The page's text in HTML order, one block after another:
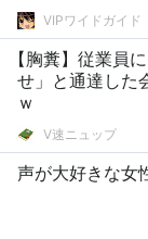
VIPワイドガイド
【胸糞】従業員
せ」と通達した
ｗ
V速ニュップ
声が大好きな女